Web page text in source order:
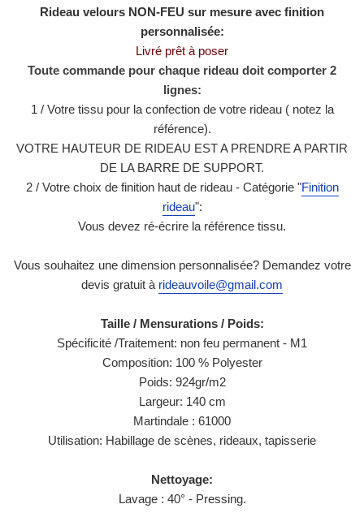
Rideau velours NON-FEU sur mesure avec finition
personnalisée:
Livré prêt à poser
Toute commande pour chaque rideau doit comporter 2
lignes:
1 / Votre tissu pour la confection de votre rideau ( notez la
référence).
VOTRE HAUTEUR DE RIDEAU EST A PRENDRE A PARTIR
DE LA BARRE DE SUPPORT.
2 / Votre choix de finition haut de rideau - Catégorie "Finition
rideau":
Vous devez ré-écrire la référence tissu.
Vous souhaitez une dimension personnalisée? Demandez votre
devis gratuit à rideauvoile@gmail.com
Taille / Mensurations / Poids:
Spécificité /Traitement: non feu permanent - M1
Composition: 100 % Polyester
Poids: 924gr/m2
Largeur: 140 cm
Martindale : 61000
Utilisation: Habillage de scènes, rideaux, tapisserie
Nettoyage:
Lavage : 40° - Pressing.